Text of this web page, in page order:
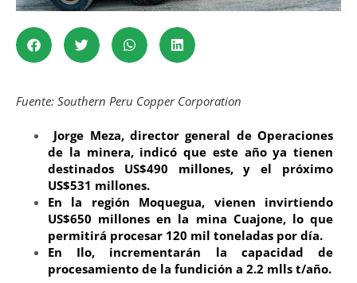
Fuente: Southern Peru Copper Corporation
Jorge Meza, director general de Operaciones
de la minera, indicó que este año ya tienen
destinados US$490 millones, y el próximo
US$531 millones.
En la región Moquegua, vienen invirtiendo
US$650 millones en la mina Cuajone, lo que
permitirá procesar 120 mil toneladas por día.
En Ilo, incrementarán la capacidad de
procesamiento de la fundición a 2.2 mlls t/año.